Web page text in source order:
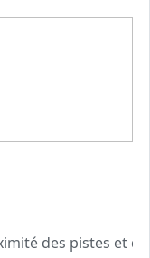
des pistes et